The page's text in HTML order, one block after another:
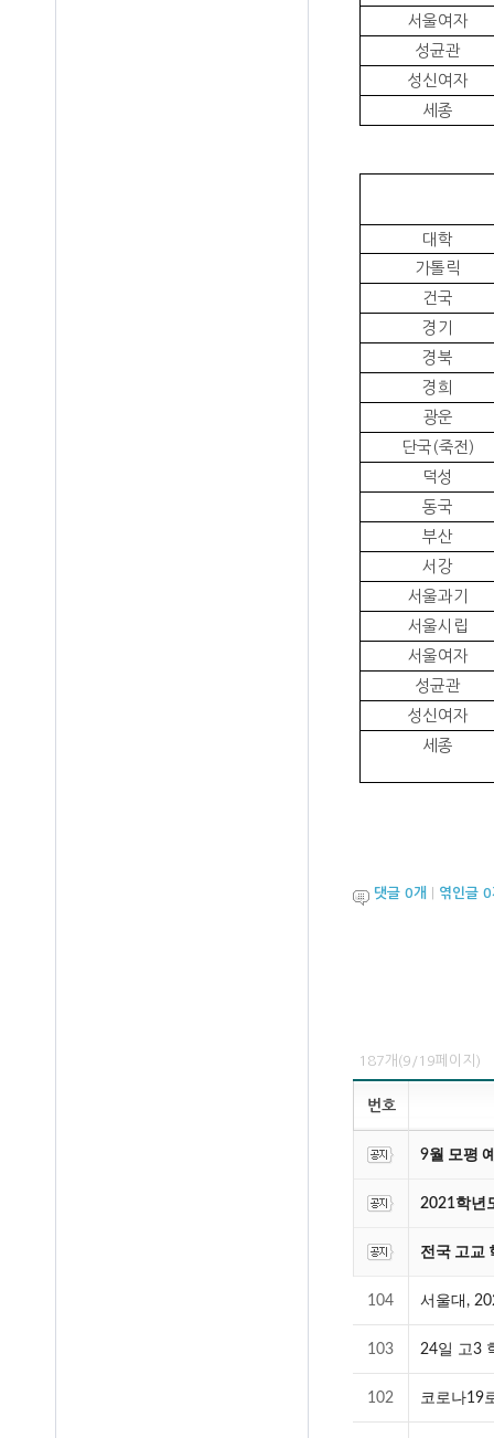
서울여자
성균관
성신여자
세종
대학
가톨릭
건국
경기
경북
경희
광운
단국 (죽전 )
덕성
동국
부산
서강
서울과기
서울시립
서울여자
성균관
성신여자
세종
댓글 0개 엮인글 0
187개(9/19페이지)
번호
9월 모평
2021학년
전국 고교
104 서울대,
103 24일 고3
102 코로나19